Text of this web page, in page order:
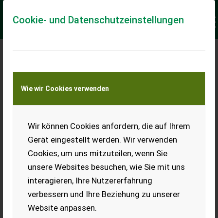
Cookie- und Datenschutzeinstellungen
Wie wir Cookies verwenden
Wir können Cookies anfordern, die auf Ihrem
Gerät eingestellt werden. Wir verwenden
Cookies, um uns mitzuteilen, wenn Sie
unsere Websites besuchen, wie Sie mit uns
interagieren, Ihre Nutzererfahrung
verbessern und Ihre Beziehung zu unserer
Website anpassen.
Meine Transportkostenanfrage
Transport von Land- und Baumaschinen –
KEINE Tiertransporte
Ladeort
Ort